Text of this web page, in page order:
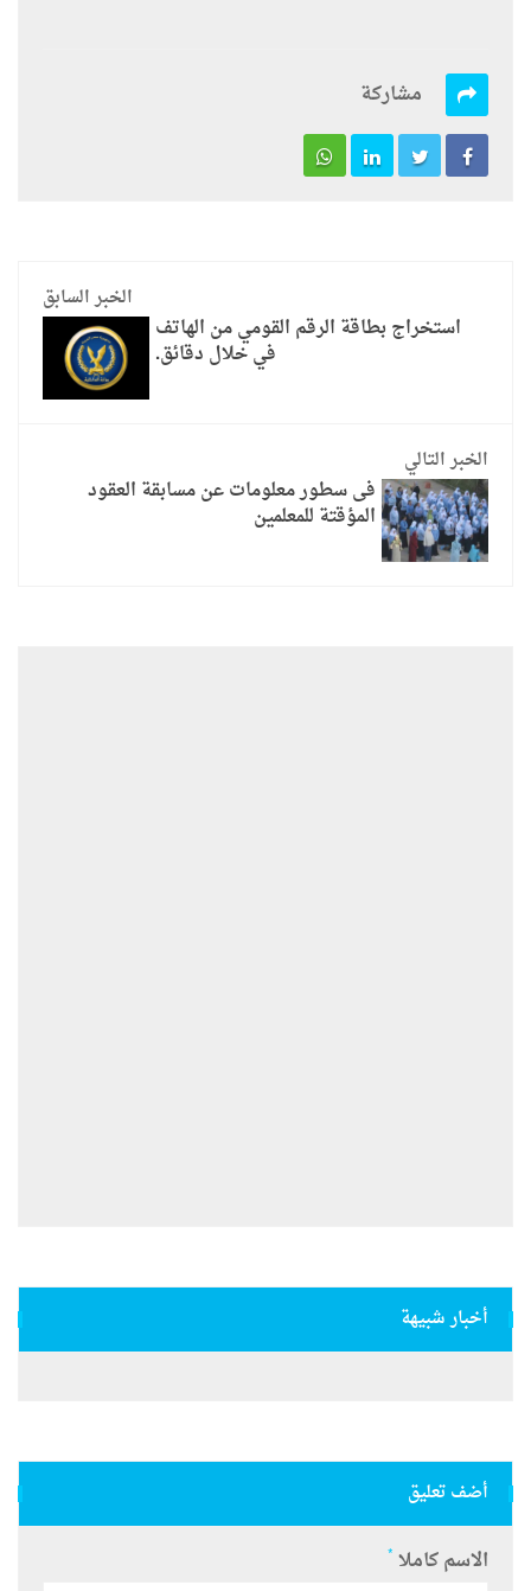
مشاركة
الخبر السابق
استخراج بطاقة الرقم القومي من الهاتف
في خلال دقائق.
الخبر التالي
فى سطور معلومات عن مسابقة العقود
المؤقتة للمعلمين
أخبار شبيهة
أضف تعليق
الاسم كاملا *